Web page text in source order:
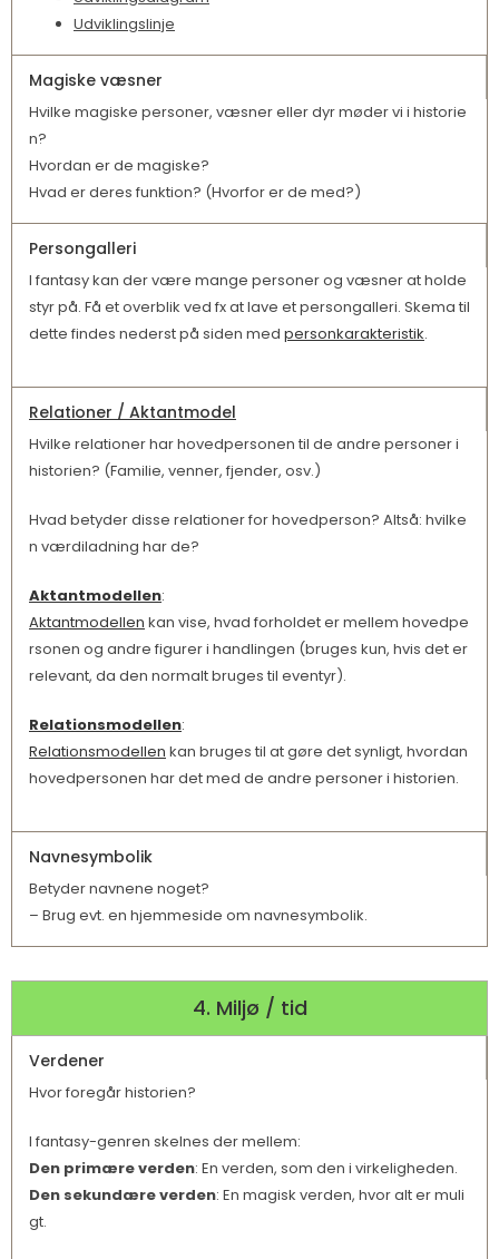
Udviklingslinje
Magiske væsner
Hvilke magiske personer, væsner eller dyr møder vi i historie
n?
Hvordan er de magiske?
Hvad er deres funktion? (Hvorfor er de med?)
Persongalleri
I fantasy kan der være mange personer og væsner at holde
styr på. Få et overblik ved fx at lave et persongalleri. Skema til
dette findes nederst på siden med personkarakteristik.
Relationer / Aktantmodel
Hvilke relationer har hovedpersonen til de andre personer i
historien? (Familie, venner, fjender, osv.)
Hvad betyder disse relationer for hovedperson? Altså: hvilke
n værdiladning har de?
Aktantmodellen:
Aktantmodellen kan vise, hvad forholdet er mellem hovedpe
rsonen og andre figurer i handlingen (bruges kun, hvis det er
relevant, da den normalt bruges til eventyr).
Relationsmodellen:
Relationsmodellen kan bruges til at gøre det synligt, hvordan
hovedpersonen har det med de andre personer i historien.
Navnesymbolik
Betyder navnene noget?
– Brug evt. en hjemmeside om navnesymbolik.
4. Miljø / tid
Verdener
Hvor foregår historien?
I fantasy-genren skelnes der mellem:
Den primære verden: En verden, som den i virkeligheden.
Den sekundære verden: En magisk verden, hvor alt er muli
gt.